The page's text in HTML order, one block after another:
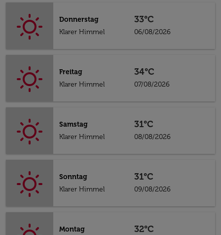
Donnerstag
Klarer Himmel
33°C
06/08/2026
Freitag
Klarer Himmel
34°C
07/08/2026
Samstag
Klarer Himmel
31°C
08/08/2026
Sonntag
Klarer Himmel
31°C
09/08/2026
Montag
32°C